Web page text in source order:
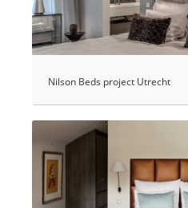
Nilson Beds project Utrecht